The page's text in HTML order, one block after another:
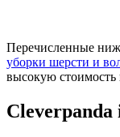
Перечисленные
уборки шерсти и
высокую стоимость
Cleverpanda